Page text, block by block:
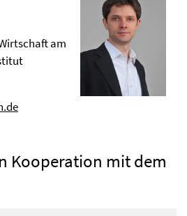
am
Kooperation mit dem